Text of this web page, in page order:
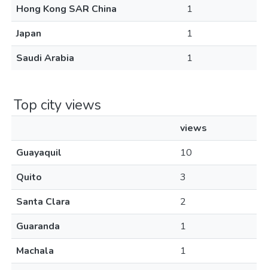
Hong Kong SAR China
1
Japan
1
Saudi Arabia
1
Top city views
views
Guayaquil
10
Quito
3
Santa Clara
2
Guaranda
1
Machala
1